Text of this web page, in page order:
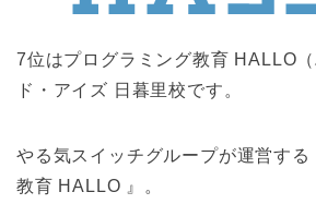
7位はプログラミング教育 HALLO
ド・アイズ 日暮里校です。
やる気スイッチグループが運営する
教育 HALLO 』。